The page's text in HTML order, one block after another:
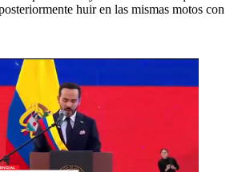
huir en las mismas motos con